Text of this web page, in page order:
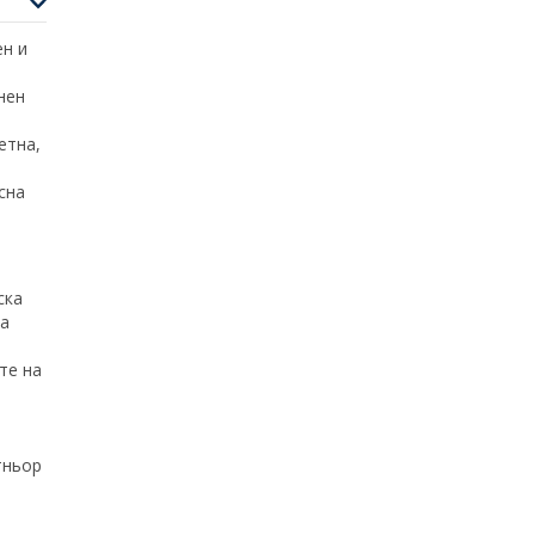
и
на